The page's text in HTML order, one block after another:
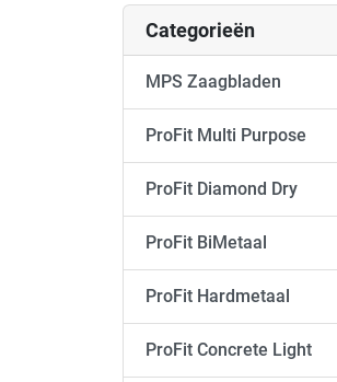
Categorieën
MPS Zaagbladen
ProFit Multi Purpose
ProFit Diamond Dry
ProFit BiMetaal
ProFit Hardmetaal
ProFit Concrete Light